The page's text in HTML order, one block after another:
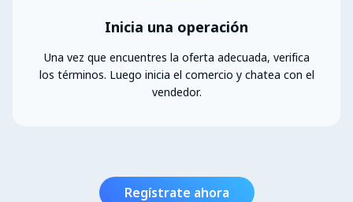
Inicia una operación
Una vez que encuentres la oferta adecuada, verifica
los términos. Luego inicia el comercio y chatea con el
vendedor.
Regístrate ahora